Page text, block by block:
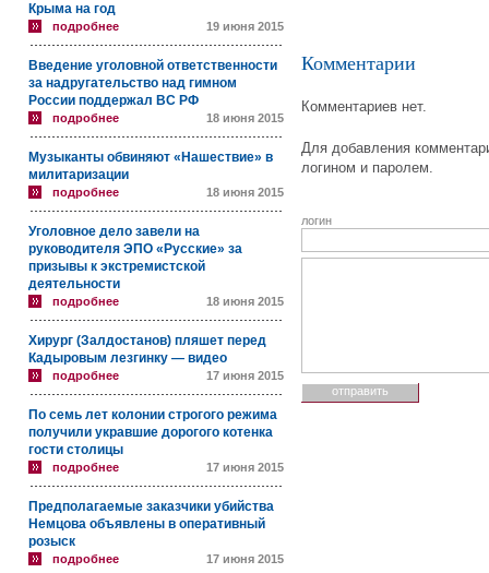
Крыма на год
подробнее 19 июня 2015
Введение уголовной ответственности
за надругательство над гимном
России поддержал ВС РФ
подробнее 18 июня 2015
Музыканты обвиняют «Нашествие» в
милитаризации
подробнее 18 июня 2015
Уголовное дело завели на
руководителя ЭПО «Русские» за
призывы к экстремистской
деятельности
подробнее 18 июня 2015
Хирург (Залдостанов) пляшет перед
Кадыровым лезгинку — видео
подробнее 17 июня 2015
По семь лет колонии строгого режима
получили укравшие дорогого котенка
гости столицы
подробнее 17 июня 2015
Предполагаемые заказчики убийства
Немцова объявлены в оперативный
розыск
подробнее 17 июня 2015
Комментарии
Комментариев нет.
Для добавления
логином и паролем.
логин